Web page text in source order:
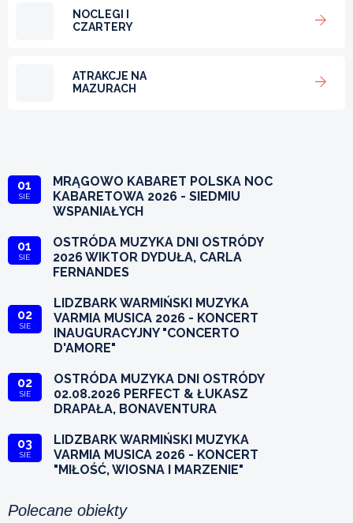
NOCLEGI I
CZARTERY
ATRAKCJE NA
MAZURACH
01
SIE
MRĄGOWO KABARET POLSKA NOC
KABARETOWA 2026 - SIEDMIU
WSPANIAŁYCH
01
SIE
OSTRÓDA MUZYKA DNI OSTRÓDY
2026 WIKTOR DYDUŁA, CARLA
FERNANDES
02
SIE
LIDZBARK WARMIŃSKI MUZYKA
VARMIA MUSICA 2026 - KONCERT
INAUGURACYJNY "CONCERTO
D'AMORE"
02
SIE
OSTRÓDA MUZYKA DNI OSTRÓDY
02.08.2026 PERFECT & ŁUKASZ
DRAPAŁA, BONAVENTURA
03
SIE
LIDZBARK WARMIŃSKI MUZYKA
VARMIA MUSICA 2026 - KONCERT
"MIŁOŚĆ, WIOSNA I MARZENIE"
Polecane obiekty